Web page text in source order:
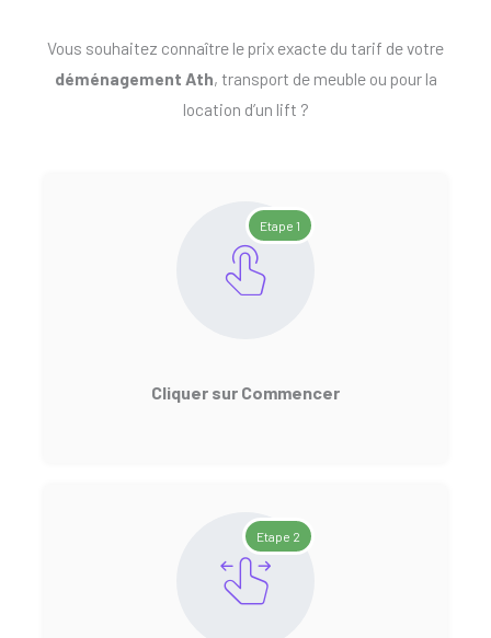
Vous souhaitez connaître le prix exacte du tarif de votre
déménagement Ath, transport de meuble ou pour la
location d’un lift ?
Etape 1
Cliquer sur Commencer
Etape 2